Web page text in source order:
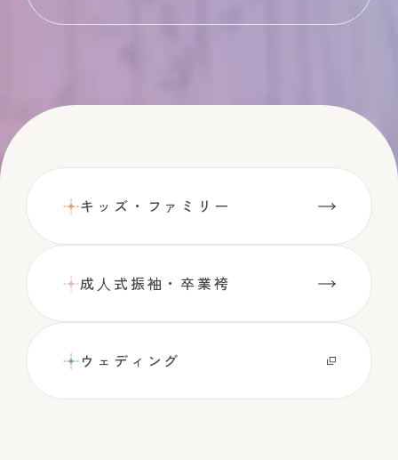
キッズ・ファミリー
成⼈式振袖・卒業袴
ウェディング